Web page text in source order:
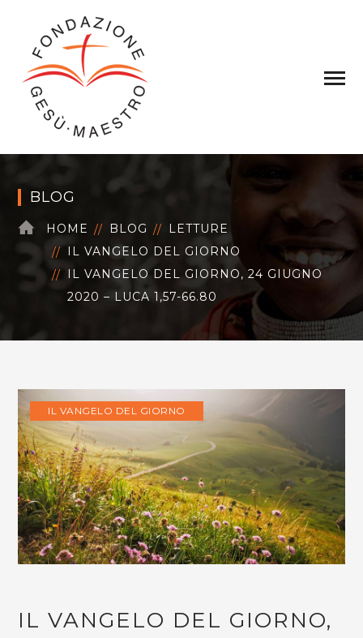
BLOG
HOME BLOG
LETTURE
IL VANGELO DEL GIORNO
IL VANGELO DEL GIORNO, 24 GIUGNO
2020 – LUCA 1,57-66.80
IL VANGELO DEL GIORNO
IL VANGELO DEL GIORNO,